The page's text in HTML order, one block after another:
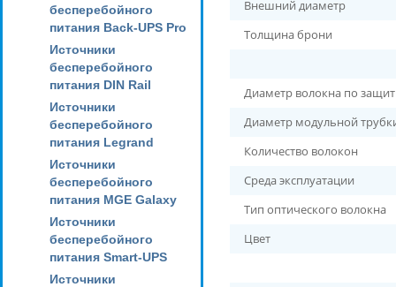
бесперебойного
питания Back-UPS Pro
Источники
бесперебойного
питания DIN Rail
Источники
бесперебойного
питания Legrand
Источники
бесперебойного
питания MGE Galaxy
Источники
бесперебойного
питания Smart-UPS
Источники
Внешний диаметр
Толщина брони
Диаметр волокна по
Диаметр модульной
Количество волокон
Среда эксплуатации
Тип оптического волокна
Цвет